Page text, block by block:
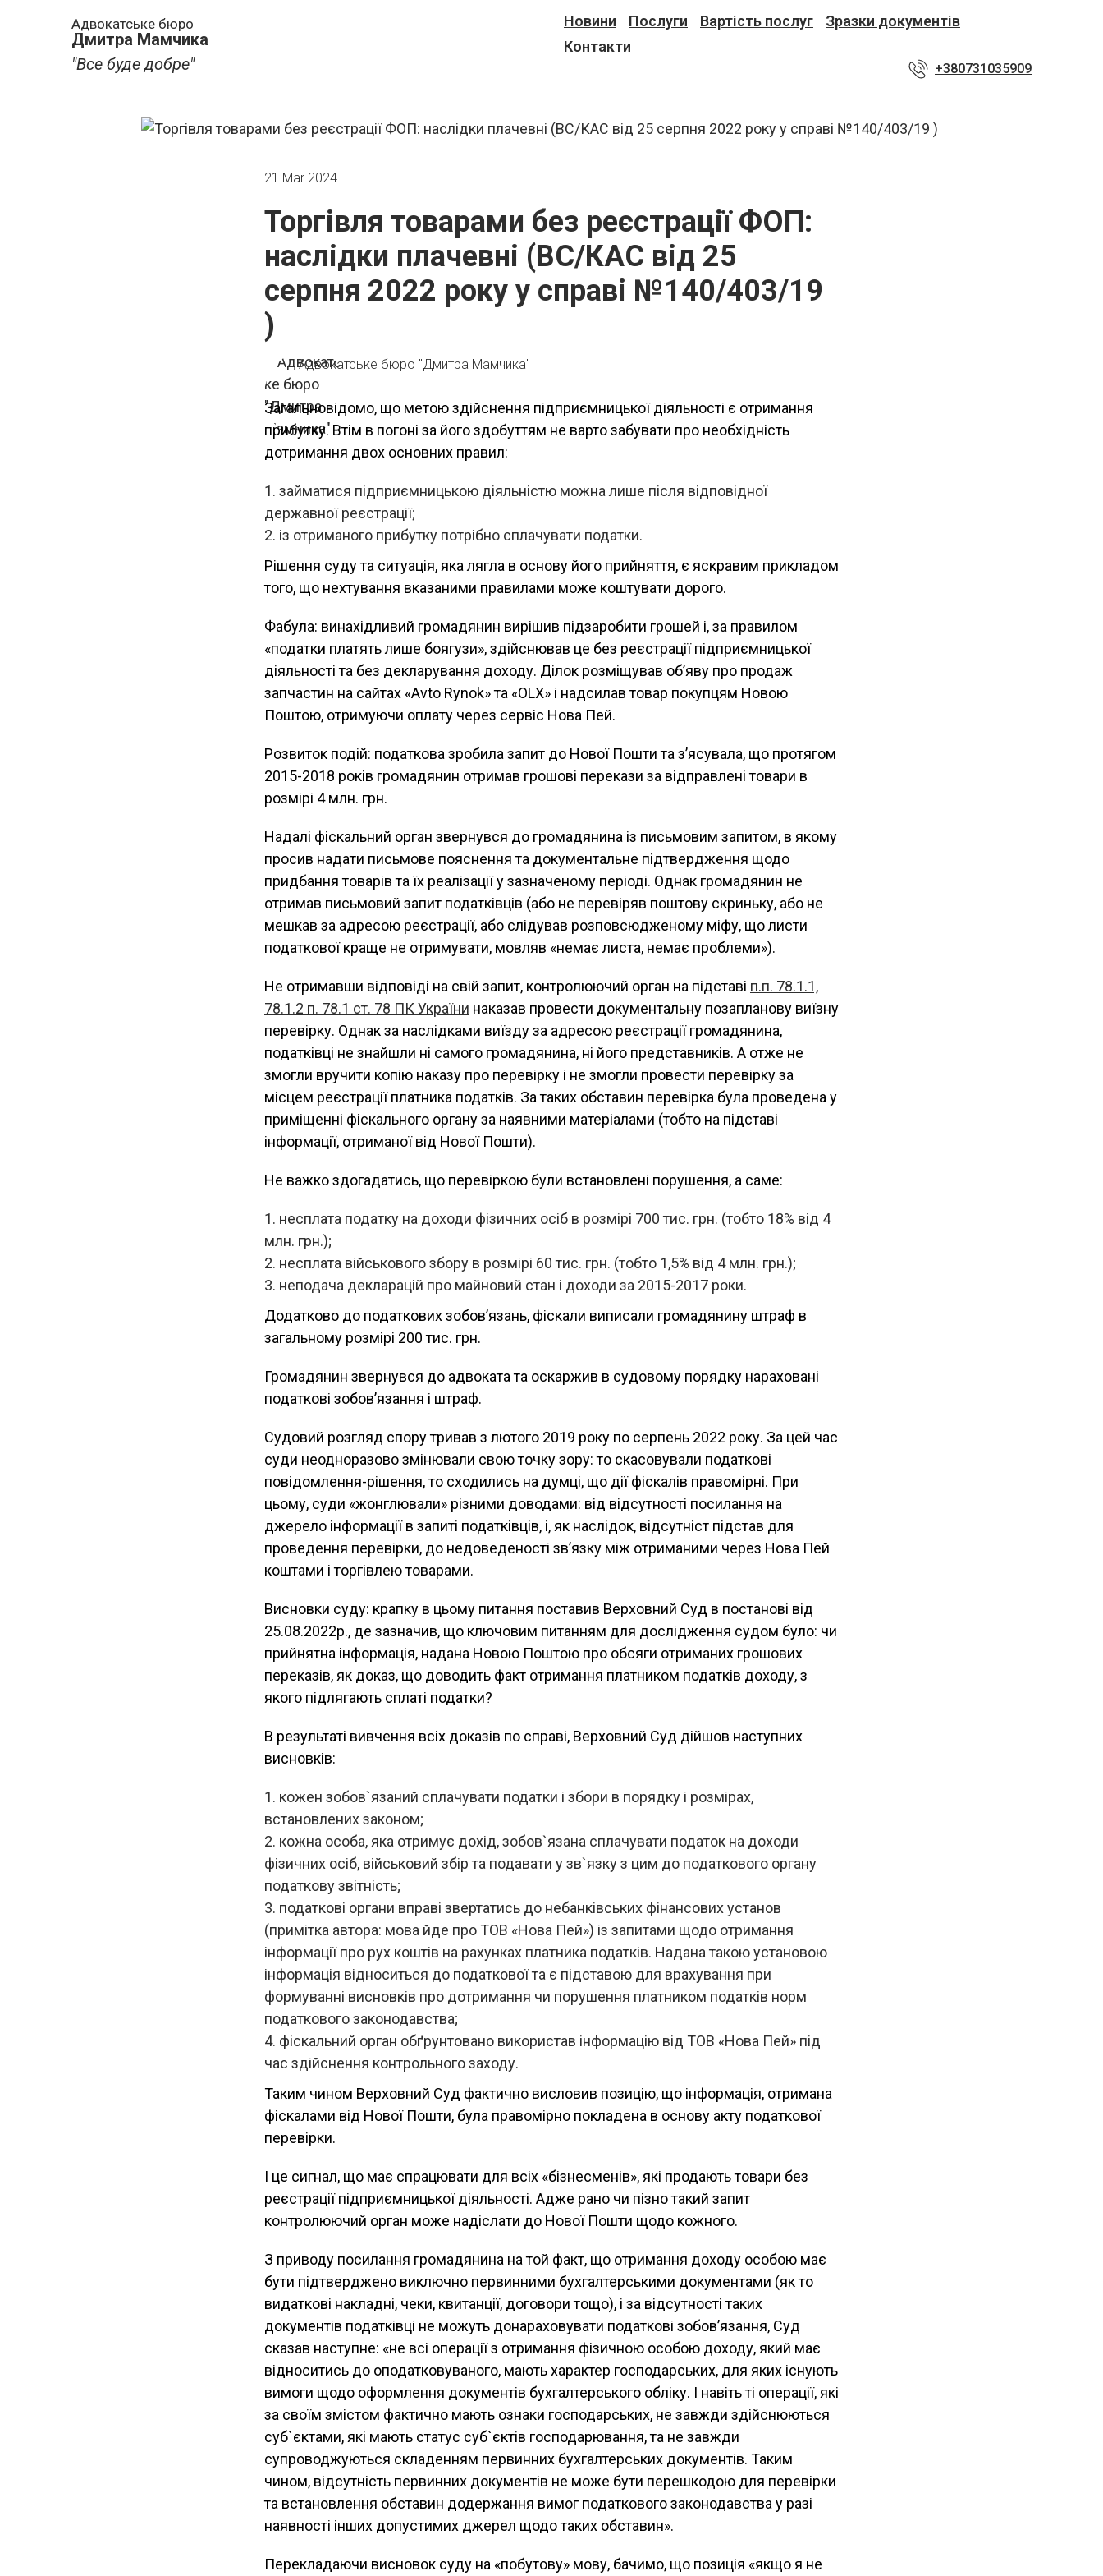
Адвокатське бюро
Дмитра Мамчика
"Все буде добре"
Новини Послуги Вартість послуг
Зразки документів
Контакти
+380731035909
21 Mar 2024
Торгівля товарами без реєстрації ФОП:
наслідки плачевні (ВС/КАС від 25
серпня 2022 року у справі №140/403/19
)
Адвокатське бюро "Дмитра Мамчика"
Загальновідомо, що метою здійснення підприємницької діяльності є отримання
прибутку. Втім в погоні за його здобуттям не варто забувати про необхідність
дотримання двох основних правил:
займатися підприємницькою діяльністю можна лише після відповідної
державної реєстрації;
із отриманого прибутку потрібно сплачувати податки.
Рішення суду та ситуація, яка лягла в основу його прийняття, є яскравим прикладом
того, що нехтування вказаними правилами може коштувати дорого.
Фабула: винахідливий громадянин вирішив підзаробити грошей і, за правилом
«податки платять лише боягузи», здійснював це без реєстрації підприємницької
діяльності та без декларування доходу. Ділок розміщував об’яву про продаж
запчастин на сайтах «Avto Rynok» та «OLX» і надсилав товар покупцям Новою
Поштою, отримуючи оплату через сервіс Нова Пей.
Розвиток подій: податкова зробила запит до Нової Пошти та з’ясувала, що протягом
2015-2018 років громадянин отримав грошові перекази за відправлені товари в
розмірі 4 млн. грн.
Надалі фіскальний орган звернувся до громадянина із письмовим запитом, в якому
просив надати письмове пояснення та документальне підтвердження щодо
придбання товарів та їх реалізації у зазначеному періоді. Однак громадянин не
отримав письмовий запит податківців (або не перевіряв поштову скриньку, або не
мешкав за адресою реєстрації, або слідував розповсюдженому міфу, що листи
податкової краще не отримувати, мовляв «немає листа, немає проблеми»).
Не отримавши відповіді на свій запит, контролюючий орган на підставі п.п. 78.1.1,
78.1.2 п. 78.1 ст. 78 ПК України наказав провести документальну позапланову виїзну
перевірку. Однак за наслідками виїзду за адресою реєстрації громадянина,
податківці не знайшли ні самого громадянина, ні його представників. А отже не
змогли вручити копію наказу про перевірку і не змогли провести перевірку за
місцем реєстрації платника податків. За таких обставин перевірка була проведена у
приміщенні фіскального органу за наявними матеріалами (тобто на підставі
інформації, отриманої від Нової Пошти).
Не важко здогадатись, що перевіркою були встановлені порушення, а саме:
несплата податку на доходи фізичних осіб в розмірі 700 тис. грн. (тобто 18% від 4
млн. грн.);
несплата військового збору в розмірі 60 тис. грн. (тобто 1,5% від 4 млн. грн.);
неподача декларацій про майновий стан і доходи за 2015-2017 роки.
Додатково до податкових зобов’язань, фіскали виписали громадянину штраф в
загальному розмірі 200 тис. грн.
Громадянин звернувся до адвоката та оскаржив в судовому порядку нараховані
податкові зобов’язання і штраф.
Судовий розгляд спору тривав з лютого 2019 року по серпень 2022 року. За цей час
суди неодноразово змінювали свою точку зору: то скасовували податкові
повідомлення-рішення, то сходились на думці, що дії фіскалів правомірні. При
цьому, суди «жонглювали» різними доводами: від відсутності посилання на
джерело інформації в запиті податківців, і, як наслідок, відсутніст підстав для
проведення перевірки, до недоведеності зв’язку між отриманими через Нова Пей
коштами і торгівлею товарами.
Висновки суду: крапку в цьому питання поставив Верховний Суд в постанові від
25.08.2022р., де зазначив, що ключовим питанням для дослідження судом було: чи
прийнятна інформація, надана Новою Поштою про обсяги отриманих грошових
переказів, як доказ, що доводить факт отримання платником податків доходу, з
якого підлягають сплаті податки?
В результаті вивчення всіх доказів по справі, Верховний Суд дійшов наступних
висновків:
кожен зобов`язаний сплачувати податки і збори в порядку і розмірах,
встановлених законом;
кожна особа, яка отримує дохід, зобов`язана сплачувати податок на доходи
фізичних осіб, військовий збір та подавати у зв`язку з цим до податкового органу
податкову звітність;
податкові органи вправі звертатись до небанківських фінансових установ
(примітка автора: мова йде про ТОВ «Нова Пей») із запитами щодо отримання
інформації про рух коштів на рахунках платника податків. Надана такою установою
інформація відноситься до податкової та є підставою для врахування при
формуванні висновків про дотримання чи порушення платником податків норм
податкового законодавства;
фіскальний орган обґрунтовано використав інформацію від ТОВ «Нова Пей» під
час здійснення контрольного заходу.
Таким чином Верховний Суд фактично висловив позицію, що інформація, отримана
фіскалами від Нової Пошти, була правомірно покладена в основу акту податкової
перевірки.
І це сигнал, що має спрацювати для всіх «бізнесменів», які продають товари без
реєстрації підприємницької діяльності. Адже рано чи пізно такий запит
контролюючий орган може надіслати до Нової Пошти щодо кожного.
З приводу посилання громадянина на той факт, що отримання доходу особою має
бути підтверджено виключно первинними бухгалтерськими документами (як то
видаткові накладні, чеки, квитанції, договори тощо), і за відсутності таких
документів податківці не можуть донараховувати податкові зобов’язання, Суд
сказав наступне: «не всі операції з отримання фізичною особою доходу, який має
відноситись до оподатковуваного, мають характер господарських, для яких існують
вимоги щодо оформлення документів бухгалтерського обліку. І навіть ті операції, які
за своїм змістом фактично мають ознаки господарських, не завжди здійснюються
суб`єктами, які мають статус суб`єктів господарювання, та не завжди
супроводжуються складенням первинних бухгалтерських документів. Таким
чином, відсутність первинних документів не може бути перешкодою для перевірки
та встановлення обставин додержання вимог податкового законодавства у разі
наявності інших допустимих джерел щодо таких обставин».
Перекладаючи висновок суду на «побутову» мову, бачимо, що позиція «якщо я не